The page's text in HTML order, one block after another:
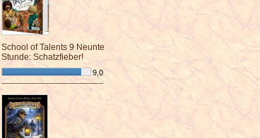
School of Talents 9 Neunte
Stunde: Schatzfieber!
9,0
¯¯¯¯¯¯¯¯¯¯¯¯¯¯¯¯¯¯¯¯¯¯¯¯